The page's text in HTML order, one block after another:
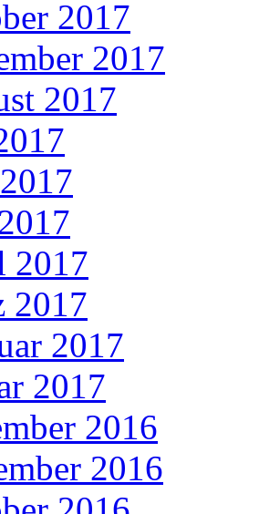
2017
2017
2017
2017
2017
2017
2017
2016
2016